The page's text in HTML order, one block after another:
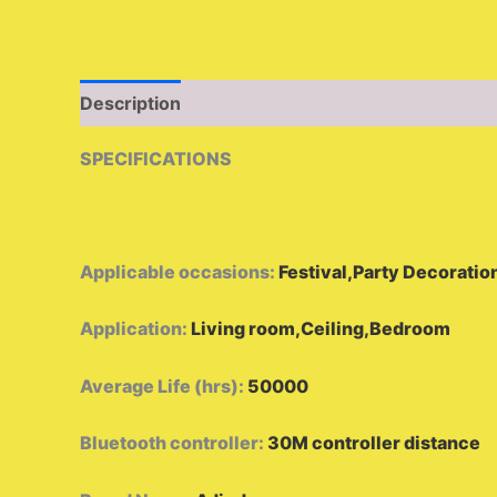
Description
SPECIFICATIONS
Applicable occasions: Festival,Party
Application: Living room,Ceiling,Bedroom
Average Life (hrs): 50000
Bluetooth controller: 30M controller distance